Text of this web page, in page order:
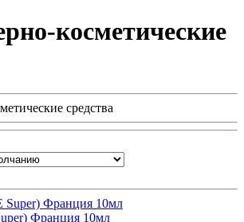
косметические
Франция 10мл